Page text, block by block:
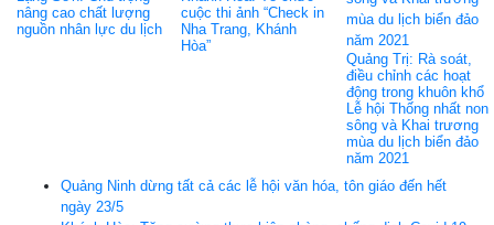
nâng cao chất lượng
nguồn nhân lực du lịch
cuộc thi ảnh “Check in
Nha Trang, Khánh
Hòa”
Quảng Trị: Rà soát,
điều chỉnh các hoạt
động trong khuôn khổ
Lễ hội Thống nhất non
sông và Khai trương
mùa du lịch biển đảo
năm 2021
Quảng Ninh dừng tất cả các lễ hội văn hóa, tôn giáo đến hết
ngày 23/5